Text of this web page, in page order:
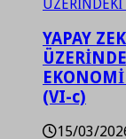
YAPAY
(VI-c)
15/03/